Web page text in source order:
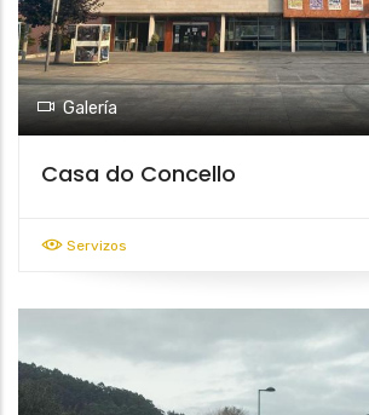
Galería
Casa do Concello
Servizos